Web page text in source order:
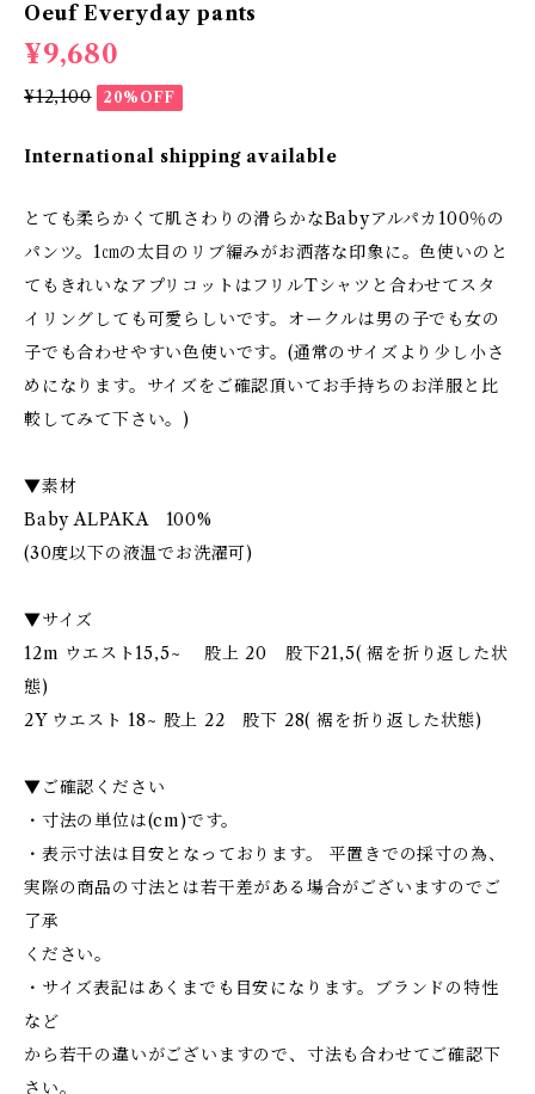
Oeuf Everyday pants
¥9,680
¥12,100 20%OFF
International shipping available
とても柔らかくて肌さわりの滑らかなBabyアルパカ100％の
パンツ。1㎝の太目のリブ編みがお洒落な印象に。色使いのと
てもきれいなアプリコットはフリルTシャツと合わせてスタ
イリングしても可愛らしいです。オークルは男の子でも女の
子でも合わせやすい色使いです。(通常のサイズより少し小さ
めになります。サイズをご確認頂いてお手持ちのお洋服と比
較してみて下さい。)
▼素材
Baby ALPAKA 100%
(30度以下の液温でお洗濯可)
▼サイズ
12m ウエスト15,5~ 股上 20 股下21,5( 裾を折り返した状
態)
2Y ウエスト 18~ 股上 22 股下 28( 裾を折り返した状態)
▼ご確認ください
・寸法の単位は(cm)です。
・表示寸法は目安となっております。 平置きでの採寸の為、
実際の商品の寸法とは若干差がある場合がございますのでご
了承
ください。
・サイズ表記はあくまでも目安になります。ブランドの特性
など
から若干の違いがございますので、寸法も合わせてご確認下
さい。